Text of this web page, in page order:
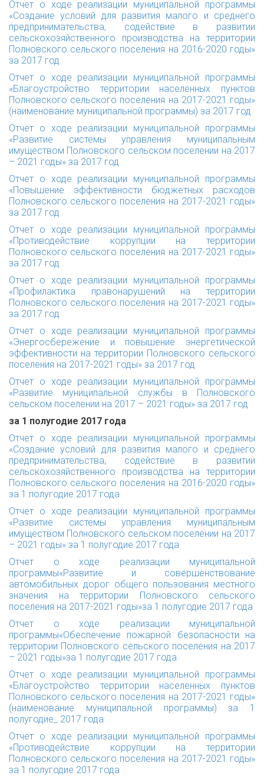
Отчет о ходе реализации муниципальной программы
«Создание условий для развития малого и среднего
предпринимательства, содействие в развитии
сельскохозяйственного производства на территории
Полновского сельского поселения на 2016-2020 годы»
за 2017 год
Отчет о ходе реализации муниципальной программы
«Благоустройство территории населенных пунктов
Полновского сельского поселения на 2017-2021 годы»
(наименование муниципальной программы) за 2017 год
Отчет о ходе реализации муниципальной программы
«Развитие системы управления муниципальным
имуществом Полновского сельском поселении на 2017
– 2021 годы» за 2017 год
Отчет о ходе реализации муниципальной программы
«Повышение эффективности бюджетных расходов
Полновского сельского поселения на 2017-2021 годы»
за 2017 год
Отчет о ходе реализации муниципальной программы
«Противодействие коррупции на территории
Полновского сельского поселения на 2017-2021 годы»
за 2017 год
Отчет о ходе реализации муниципальной программы
«Профилактика правонарушений на территории
Полновского сельского поселения на 2017-2021 годы»
за 2017 год
Отчет о ходе реализации муниципальной программы
«Энергосбережение и повышение энергетической
эффективности на территории Полновского сельского
поселения на 2017-2021 годы» за 2017 год
Отчет о ходе реализации муниципальной программы
«Развитие муниципальной службы в Полновского
сельском поселении на 2017 – 2021 годы» за 2017 год
за 1 полугодие 2017 года
Отчет о ходе реализации муниципальной программы
«Создание условий для развития малого и среднего
предпринимательства, содействие в развитии
сельскохозяйственного производства на территории
Полновского сельского поселения на 2016-2020 годы»
за 1 полугодие 2017 года
Отчет о ходе реализации муниципальной программы
«Развитие системы управления муниципальным
имуществом Полновского сельском поселении на 2017
– 2021 годы» за 1 полугодие 2017 года
Отчет о ходе реализации муниципальной
программы«Развитие и совершенствование
автомобильных дорог общего пользования местного
значения на территории Полновского сельского
поселения на 2017-2021 годы»за 1 полугодие 2017 года
Отчет о ходе реализации муниципальной
программы«Обеспечение пожарной безопасности на
территории Полновского сельского поселения на 2017
– 2021 годы»за 1 полугодие 2017 года
Отчет о ходе реализации муниципальной программы
«Благоустройство территории населенных пунктов
Полновского сельского поселения на 2017-2021 годы»
(наименование муниципальной программы) за 1
полугодие_ 2017 года
Отчет о ходе реализации муниципальной программы
«Противодействие коррупции на территории
Полновского сельского поселения на 2017-2021 годы»
за 1 полугодие 2017 года